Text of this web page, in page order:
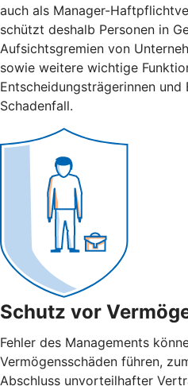
auch als Manager-
schützt deshalb Personen in
Aufsichtsgremien von
sowie weitere wichtige
Entscheidungsträgerinnen
Schadenfall.
Schutz vor
Fehler des Managements
Vermögensschäden führen,
Abschluss unvorteilhafter